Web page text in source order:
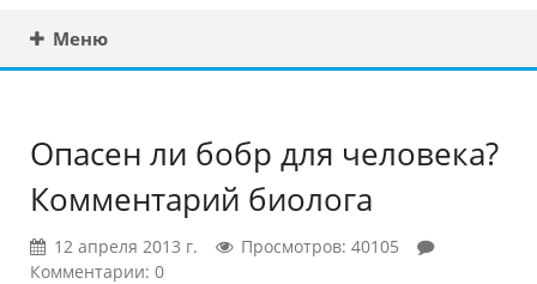
Меню
Опасен ли бобр для человека?
Комментарий биолога
12 апреля 2013 г.
Просмотров: 40105
Комментарии: 0